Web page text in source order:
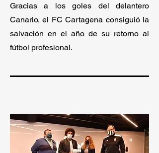
Gracias a los goles del delantero
Canario, el FC Cartagena consiguió la
salvación en el año de su retorno al
fútbol profesional.